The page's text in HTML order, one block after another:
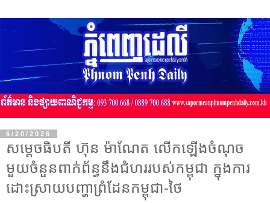
6/20/2026
សម្ដេចធិបតី ហ៊ុន ម៉ាណែត លើកឡើងចំណុច
មួយចំនួនពាក់ព័ន្ធនឹងជំហររបស់កម្ពុជា ក្នុងការ
ដោះស្រាយបញ្ហាព្រំដែនកម្ពុជា-ថៃ